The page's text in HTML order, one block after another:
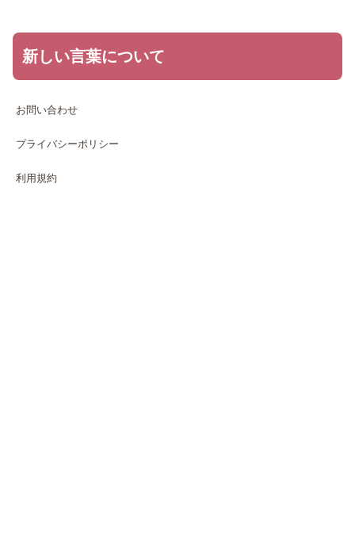
新しい言葉について
お問い合わせ
プライバシーポリシー
利用規約